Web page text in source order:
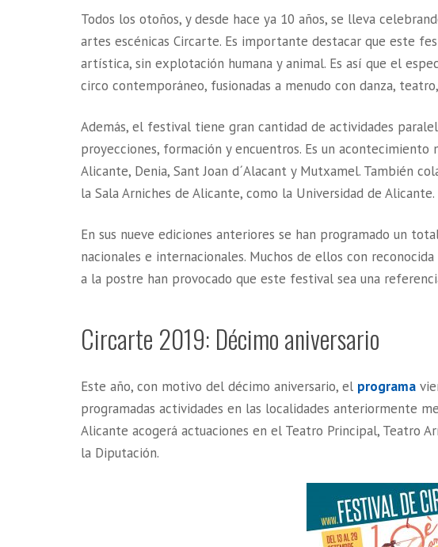
Todos los otoños, y desde hace ya 10 años, se lleva
artes escénicas Circarte. Es importante destacar que este
artística, sin explotación humana y animal. Es así que el
circo contemporáneo, fusionadas a menudo con danza,
Además, el festival tiene gran cantidad de actividades
proyecciones, formación y encuentros. Es un
Alicante, Denia, Sant Joan d´Alacant y Mutxamel. También
la Sala Arniches de Alicante, como la Universidad de Alicante.
En sus nueve ediciones anteriores se han programado un
nacionales e internacionales. Muchos de ellos con
a la postre han provocado que este festival sea una
Circarte 2019: Décimo aniversario
Este año, con motivo del décimo aniversario, el programa
programadas actividades en las localidades anteriormente
Alicante acogerá actuaciones en el Teatro Principal, Teatro
la Diputación.